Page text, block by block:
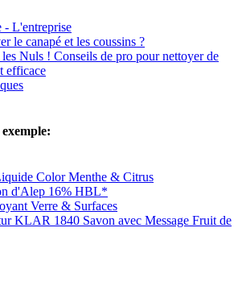
- L'entreprise
le canapé et les coussins ?
Nuls ! Conseils de pro pour nettoyer de
efficace
Color Menthe & Citrus
d'Alep 16% HBL*
Verre & Surfaces
KLAR 1840 Savon avec Message Fruit de